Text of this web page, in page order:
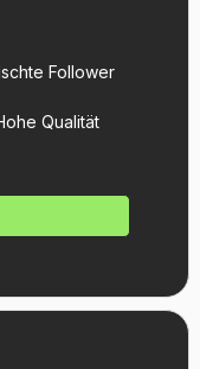
Follower
Qualität